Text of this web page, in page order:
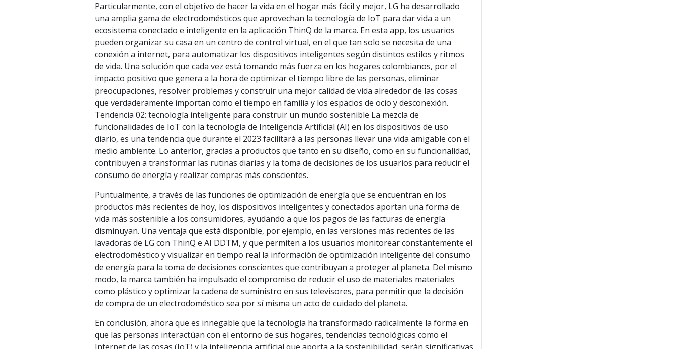
Particularmente, con el objetivo de hacer la vida en el hogar más fácil y mejor, LG ha desarrollado
una amplia gama de electrodomésticos que aprovechan la tecnología de IoT para dar vida a un
ecosistema conectado e inteligente en la aplicación ThinQ de la marca. En esta app, los usuarios
pueden organizar su casa en un centro de control virtual, en el que tan solo se necesita de una
conexión a internet, para automatizar los dispositivos inteligentes según distintos estilos y ritmos
de vida. Una solución que cada vez está tomando más fuerza en los hogares colombianos, por el
impacto positivo que genera a la hora de optimizar el tiempo libre de las personas, eliminar
preocupaciones, resolver problemas y construir una mejor calidad de vida alrededor de las cosas
que verdaderamente importan como el tiempo en familia y los espacios de ocio y desconexión.
Tendencia 02: tecnología inteligente para construir un mundo sostenible La mezcla de
funcionalidades de IoT con la tecnología de Inteligencia Artificial (AI) en los dispositivos de uso
diario, es una tendencia que durante el 2023 facilitará a las personas llevar una vida amigable con el
medio ambiente. Lo anterior, gracias a productos que tanto en su diseño, como en su funcionalidad,
contribuyen a transformar las rutinas diarias y la toma de decisiones de los usuarios para reducir el
consumo de energía y realizar compras más conscientes.
Puntualmente, a través de las funciones de optimización de energía que se encuentran en los
productos más recientes de hoy, los dispositivos inteligentes y conectados aportan una forma de
vida más sostenible a los consumidores, ayudando a que los pagos de las facturas de energía
disminuyan. Una ventaja que está disponible, por ejemplo, en las versiones más recientes de las
lavadoras de LG con ThinQ e AI DDTM, y que permiten a los usuarios monitorear constantemente el
electrodoméstico y visualizar en tiempo real la información de optimización inteligente del consumo
de energía para la toma de decisiones conscientes que contribuyan a proteger al planeta. Del mismo
modo, la marca también ha impulsado el compromiso de reducir el uso de materiales materiales
como plástico y optimizar la cadena de suministro en sus televisores, para permitir que la decisión
de compra de un electrodoméstico sea por sí misma un acto de cuidado del planeta.
En conclusión, ahora que es innegable que la tecnología ha transformado radicalmente la forma en
que las personas interactúan con el entorno de sus hogares, tendencias tecnológicas como el